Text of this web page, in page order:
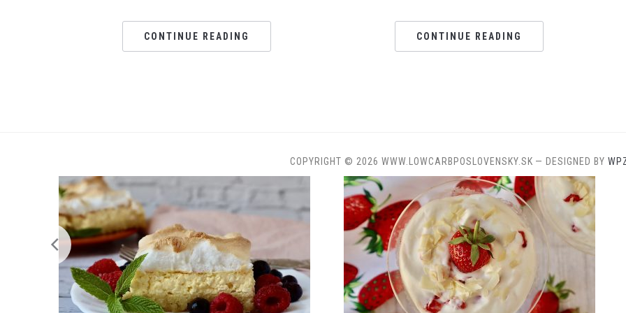
CONTINUE READING CONTINUE READING
COPYRIGHT © 2026 WWW.LOWCARBPOSLOVENSKY.SK — DESIGNED BY